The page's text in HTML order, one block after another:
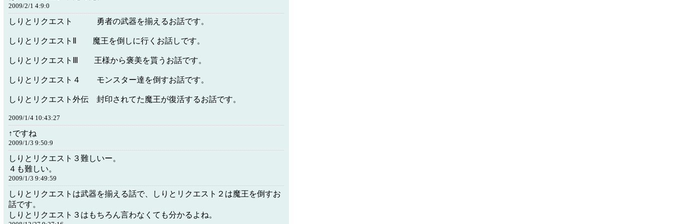
2009/2/1 4:9:0
しりとリクエスト 勇者の武器を揃えるお話です。
しりとリクエストⅡ 魔王を倒しに行くお話しです。
しりとリクエストⅢ 王様から褒美を貰うお話です。
しりとリクエスト４ モンスター達を倒すお話です。
しりとリクエスト外伝 封印されてた魔王が復活するお話です。
2009/1/4 10:43:27
↑ですね
2009/1/3 9:50:9
しりとリクエスト３難しいー。
４も難しい。
2009/1/3 9:49:59
しりとリクエストは武器を揃える話で、しりとリクエスト２は魔王を倒すお
話です。
しりとリクエスト３はもちろん言わなくても分かるよね。